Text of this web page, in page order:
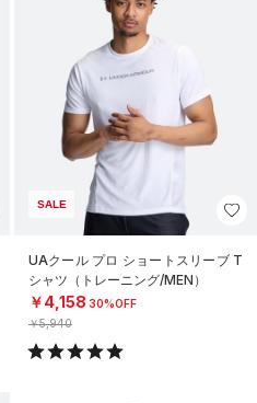
SALE
UAクール プロ ショートスリーブ T
シャツ（トレーニング/MEN）
￥4,158 30%OFF
￥5,940